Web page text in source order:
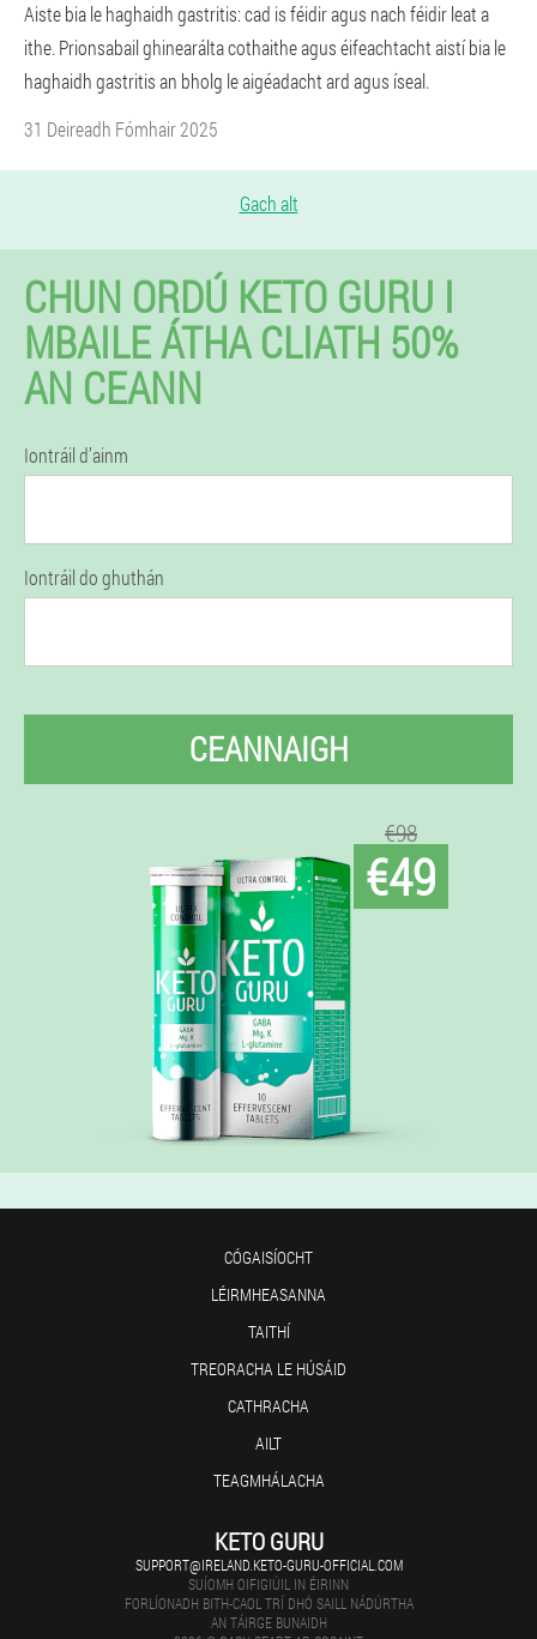
Aiste bia le haghaidh gastritis: cad is féidir agus nach féidir leat a
ithe. Prionsabail ghinearálta cothaithe agus éifeachtacht aistí bia le
haghaidh gastritis an bholg le aigéadacht ard agus íseal.
31 Deireadh Fómhair 2025
Gach alt
CHUN ORDÚ KETO GURU I
MBAILE ÁTHA CLIATH 50%
AN CEANN
Iontráil d’ainm
Iontráil do ghuthán
CEANNAIGH
€98
€49
CÓGAISÍOCHT
LÉIRMHEASANNA
TAITHÍ
TREORACHA LE HÚSÁID
CATHRACHA
AILT
TEAGMHÁLACHA
KETO GURU
SUPPORT@IRELAND.KETO-GURU-OFFICIAL.COM
SUÍOMH OIFIGIÚIL IN ÉIRINN
FORLÍONADH BITH-CAOL TRÍ DHÓ SAILL NÁDÚRTHA
AN TÁIRGE BUNAIDH